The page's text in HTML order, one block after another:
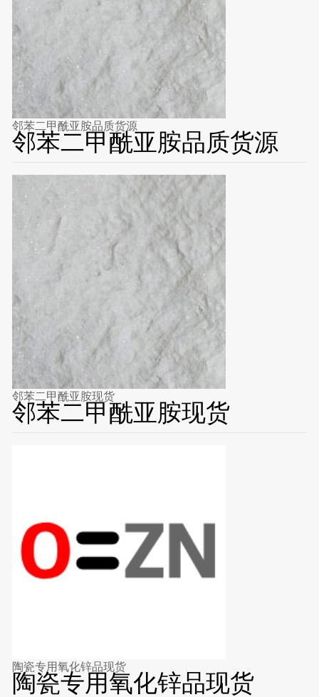
邻苯二甲酰亚胺品质货源
邻苯二甲酰亚胺品质货源
邻苯二甲酰亚胺现货
邻苯二甲酰亚胺现货
陶瓷专用氧化锌品现货
陶瓷专用氧化锌品现货